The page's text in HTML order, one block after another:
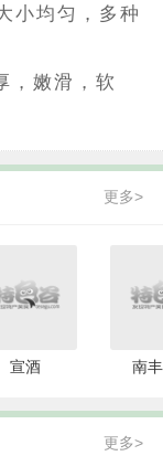
小均匀，多种
，嫩滑，软
更多>
宣酒 南
更多>